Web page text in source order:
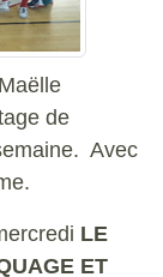
de
Avec
LE
ET